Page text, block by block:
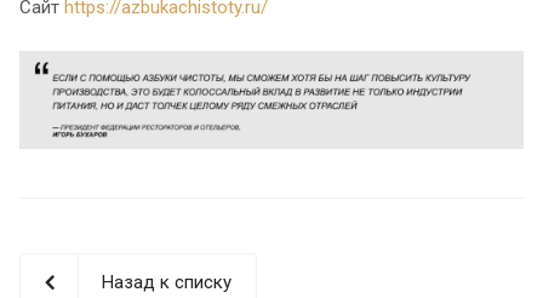
Сайт https://azbukachistoty.ru/
Назад к списку